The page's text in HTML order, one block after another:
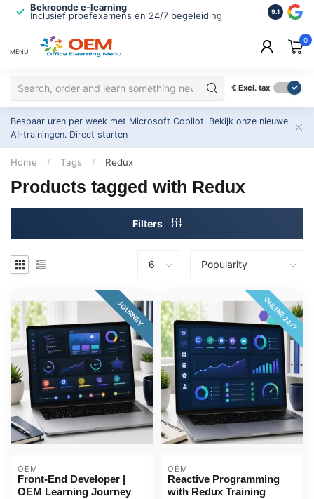
Bekroonde e-learning
Inclusief proefexamens en 24/7 begeleiding
ISO
2.500+
9.1
MENU
0
€ Excl. tax
Bespaar uren per week met Microsoft Copilot. Bekijk onze nieuwe
AI-trainingen. Direct starten
Home / Tags / Redux
Products tagged with Redux
Filters
JOURNEY
OEM
Front-End Developer |
OEM Learning Journey
ONLINE 24/7
OEM
Reactive Programming
with Redux Training